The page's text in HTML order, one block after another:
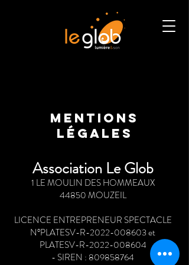
Mentions
légales
Association Le Glob
1 LE MOULIN DES HOMMEAUX
44850 MOUZEIL
LICENCE ENTREPRENEUR SPECTACLE
N°PLATESV-R-2022-008603 et
PLATESV-R-2022-008604
- SIREN : 809858764